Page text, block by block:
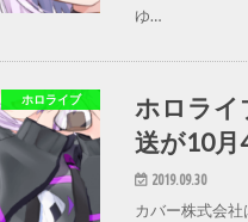
ゆ…
ホロライブ
ホロライ
送が10月
2019.09.30
カバー株式会